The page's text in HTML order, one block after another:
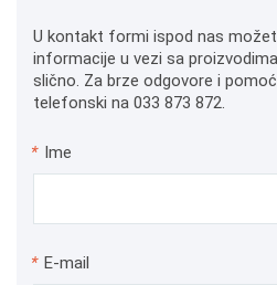
U kontakt formi ispod nas
informacije u vezi sa
slično. Za brze odgovore i
telefonski na 033 873 872.
* Ime
* E-mail